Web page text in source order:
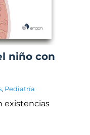
niño con
, Pediatría
existencias